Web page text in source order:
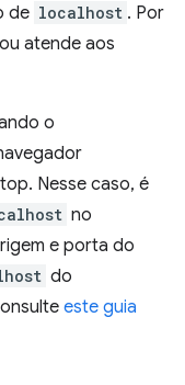
de localhost . Por
atende aos
o
Nesse caso, é
no
e porta do
do
este guia